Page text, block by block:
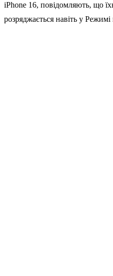
iPhone 16, повідомляють, що
розряджається навіть у Режимі